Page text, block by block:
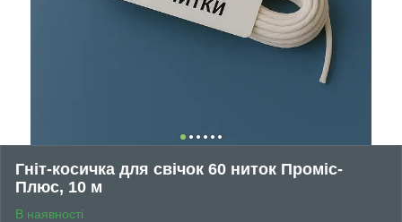
Гніт-косичка для свічок 60 ниток Проміс-
Плюс, 10 м
В наявності